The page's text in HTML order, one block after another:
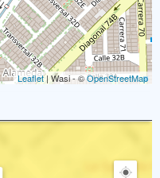
Leaflet| Wasi - ©OpenStreetMap